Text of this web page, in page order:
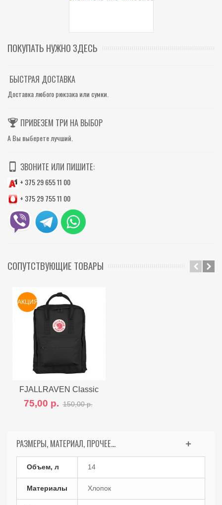
ПОКУПАТЬ НУЖНО ЗДЕСЬ
БЫСТРАЯ ДОСТАВКА
Доставка любого рюкзака или сумки.
ПРИВЕЗЕМ ТРИ НА ВЫБОР
А Вы выберете лучший.
ЗВОНИТЕ ИЛИ ПИШИТЕ:
+ 375 29 655 11 00
+ 375 29 755 11 00
СОПУТСТВУЮЩИЕ ТОВАРЫ
АКЦИЯ
FJALLRAVEN Classic
75,00 р. 150,00 р.
РАЗМЕРЫ, МАТЕРИАЛ, ПРОЧЕЕ...
Объем, л 14
Материалы Хлопок